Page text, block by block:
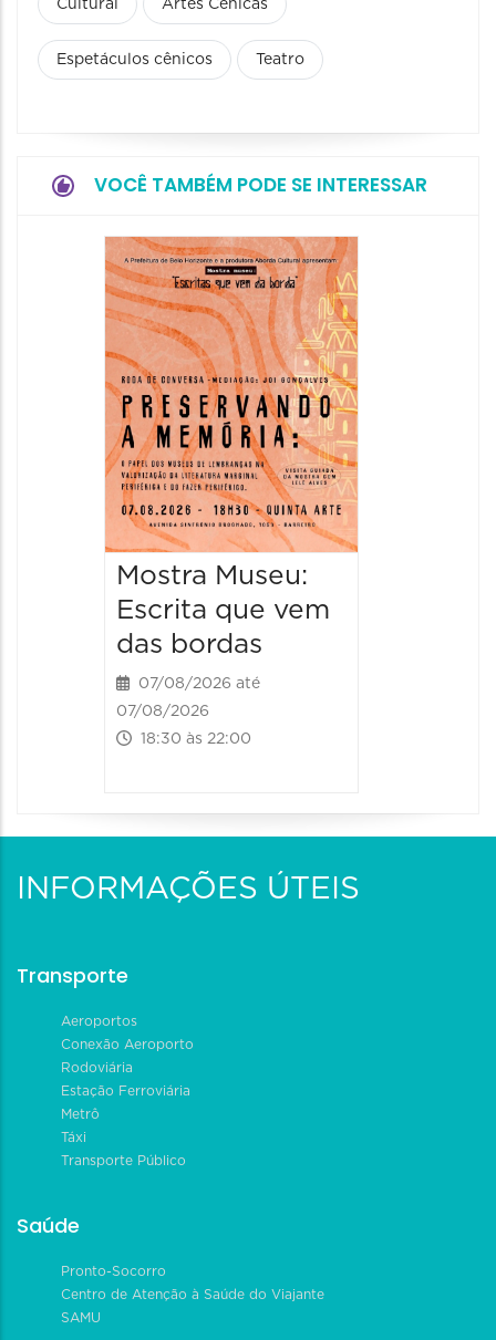
Cultural Artes Cênicas
Espetáculos cênicos Teatro
VOCÊ TAMBÉM PODE SE INTERESSAR
Mostra Museu:
Escrita que vem
das bordas
07/08/2026 até
07/08/2026
18:30 às 22:00
INFORMAÇÕES ÚTEIS
Transporte
Aeroportos
Conexão Aeroporto
Rodoviária
Estação Ferroviária
Metrô
Táxi
Transporte Público
Saúde
Pronto-Socorro
Centro de Atenção à Saúde do Viajante
SAMU